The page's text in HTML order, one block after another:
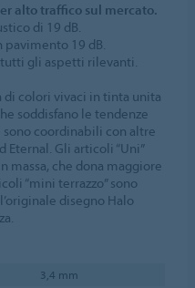
alto traffico sul mercato.
di 19 dB.
pavimento 19 dB.
tutti gli aspetti rilevanti.
di colori vivaci in tinta unita
soddisfano le tendenze
coordinabili con altre
Eternal. Gli articoli “Uni”
massa, che dona maggiore
“mini terrazzo” sono
disegno Halo
3,4 mm